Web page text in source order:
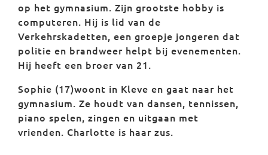
op het gymnasium. Zijn grootste hobby is
computeren. Hij is lid van de
Verkehrskadetten, een groepje jongeren dat
politie en brandweer helpt bij evenementen.
Hij heeft een broer van 21.
Sophie (17)woont in Kleve en gaat naar het
gymnasium. Ze houdt van dansen, tennissen,
piano spelen, zingen en uitgaan met
vrienden. Charlotte is haar zus.